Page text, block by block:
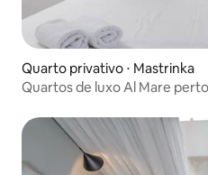
Quarto privativo ⋅ Mastrinka
Quartos de luxo Al Mare